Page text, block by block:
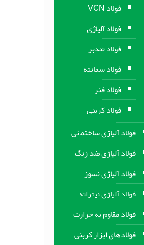
فولاد VCN
فولاد آلیاژی
فولاد تندبر
فولاد سمانته
فولاد فنر
فولاد کربنی
فولاد آلیاژی ساختمانی
فولاد آلیاژی ضد زنگ
فولاد آلیاژی نسوز
فولاد آلیاژی نیتراته
فولاد مقاوم به حرارت
فولادهای ابزار کربنی